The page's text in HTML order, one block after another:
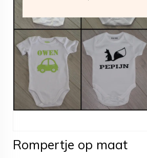
Rompertje op maat